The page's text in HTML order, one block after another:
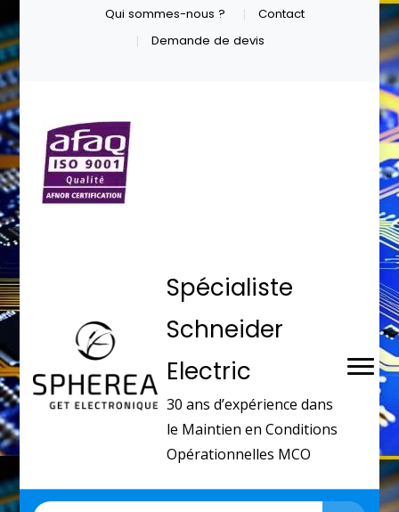
Qui sommes-nous ?
Contact
Demande de devis
Spécialiste
Schneider
Electric
30 ans d’expérience dans
le Maintien en Conditions
Opérationnelles MCO